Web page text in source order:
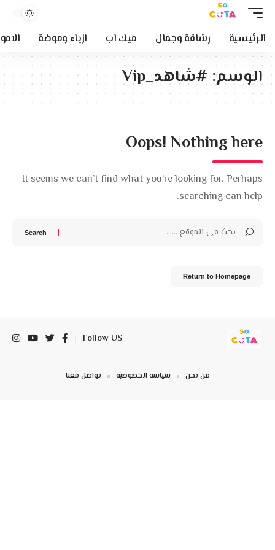
الرئيسية رشاقة وجمال ميك اب ازياء وموضة
الوسم: #شاهد_Vip
Oops! Nothing here
It seems we can’t find what you’re looking for. Perhaps
searching can help.
Return to Homepage
Follow US
من نحن سياسة الخصوصية تواصل معنا